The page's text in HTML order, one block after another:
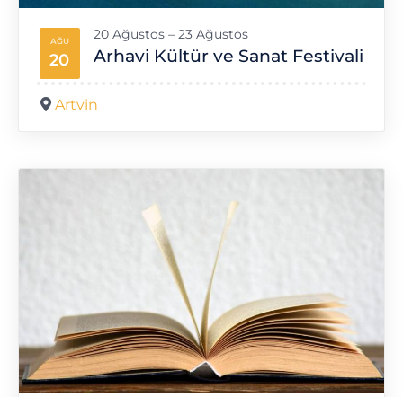
AĞU
20 Arhavi Kültür ve Sanat Festivali
20 Ağustos – 23 Ağustos
Artvin